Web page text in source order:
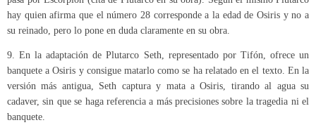
hay quien afirma que el número 28 corresponde a la edad de Osiris y no a
su reinado, pero lo pone en duda claramente en su obra.
9. En la adaptación de Plutarco Seth, representado por Tifón, ofrece un
banquete a Osiris y consigue matarlo como se ha relatado en el texto. En la
versión más antigua, Seth captura y mata a Osiris, tirando al agua su
cadaver, sin que se haga referencia a más precisiones sobre la tragedia ni el
banquete.